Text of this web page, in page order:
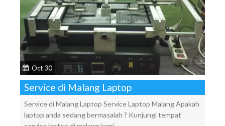
Oct 30
Service di Malang Laptop
Service di Malang Laptop Service Laptop Malang Apakah
laptop anda sedang bermasalah ? Kunjungi tempat